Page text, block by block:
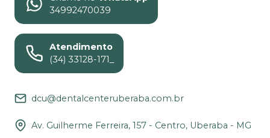
34992470039
Atendimento
(34) 33128-171_
dcu@dentalcenteruberaba.com.br
Av. Guilherme Ferreira, 157 - Centro, Uberaba - MG